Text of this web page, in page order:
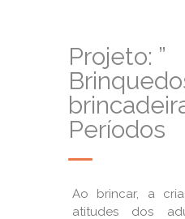
Projeto: ”
Períodos
Ao brincar, a
atitudes dos